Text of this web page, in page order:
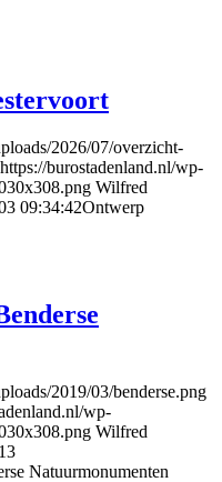
2026/07/overzicht-
https://burostadenland.nl/wp-
Wilfred
09:34:42Ontwerp
2019/03/benderse.png
wp-
Wilfred
Natuurmonumenten